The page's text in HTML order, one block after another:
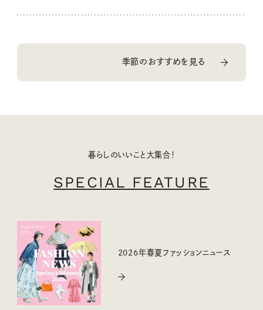
季節のおすすめを見る
暮らしのいいこと大集合！
SPECIAL FEATURE
2026年春夏ファッションニュース